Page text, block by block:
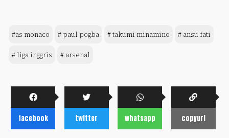
#as monaco # paul pogba # takumi minamino # ansu fati
# liga inggris # arsenal
facebook twitter whatsapp copyurl